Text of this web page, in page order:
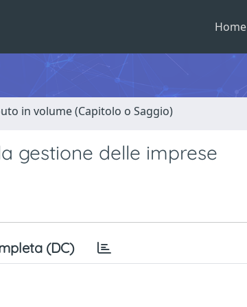
Home
in volume (Capitolo o Saggio)
gestione delle imprese
(DC)